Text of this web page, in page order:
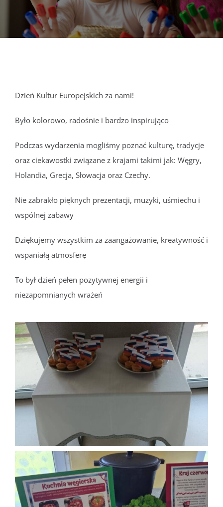
DOKUMENTY
WYKUS
KONTAKT
Dzień Kultur Europejskich za nami!
Było kolorowo, radośnie i bardzo inspirująco
Podczas wydarzenia mogliśmy poznać kulturę, tradycje
oraz ciekawostki związane z krajami takimi jak: Węgry,
Holandia, Grecja, Słowacja oraz Czechy.
Nie zabrakło pięknych prezentacji, muzyki, uśmiechu i
wspólnej zabawy
Dziękujemy wszystkim za zaangażowanie, kreatywność i
wspaniałą atmosferę
To był dzień pełen pozytywnej energii i
niezapomnianych wrażeń